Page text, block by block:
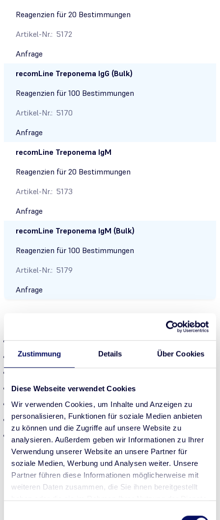
Zustimmung Details Über Cookies
Diese Webseite verwendet Cookies
Wir verwenden Cookies, um Inhalte und Anzeigen zu
personalisieren, Funktionen für soziale Medien anbieten
zu können und die Zugriffe auf unsere Website zu
analysieren. Außerdem geben wir Informationen zu Ihrer
Verwendung unserer Website an unsere Partner für
soziale Medien, Werbung und Analysen weiter. Unsere
Partner führen diese Informationen möglicherweise mit
weiteren Daten zusammen, die Sie ihnen bereitgestellt
haben oder die sie im Rahmen Ihrer Nutzung der Dienste
Reagenzien für 20 Bestimmungen
Artikel-Nr.: 5172
Anfrage
recomLine Treponema IgG (Bulk)
Reagenzien für 100 Bestimmungen
Artikel-Nr.: 5170
Anfrage
recomLine Treponema IgM
Reagenzien für 20 Bestimmungen
Artikel-Nr.: 5173
Anfrage
recomLine Treponema IgM (Bulk)
Reagenzien für 100 Bestimmungen
Artikel-Nr.: 5179
Anfrage
Produktinformation
Flyer
Gebrauchsanweisung
Gebrauchsanweisung Kontrollseren
Sicherheitsdatenblätter
Automation/Workflow
Produktvorteile